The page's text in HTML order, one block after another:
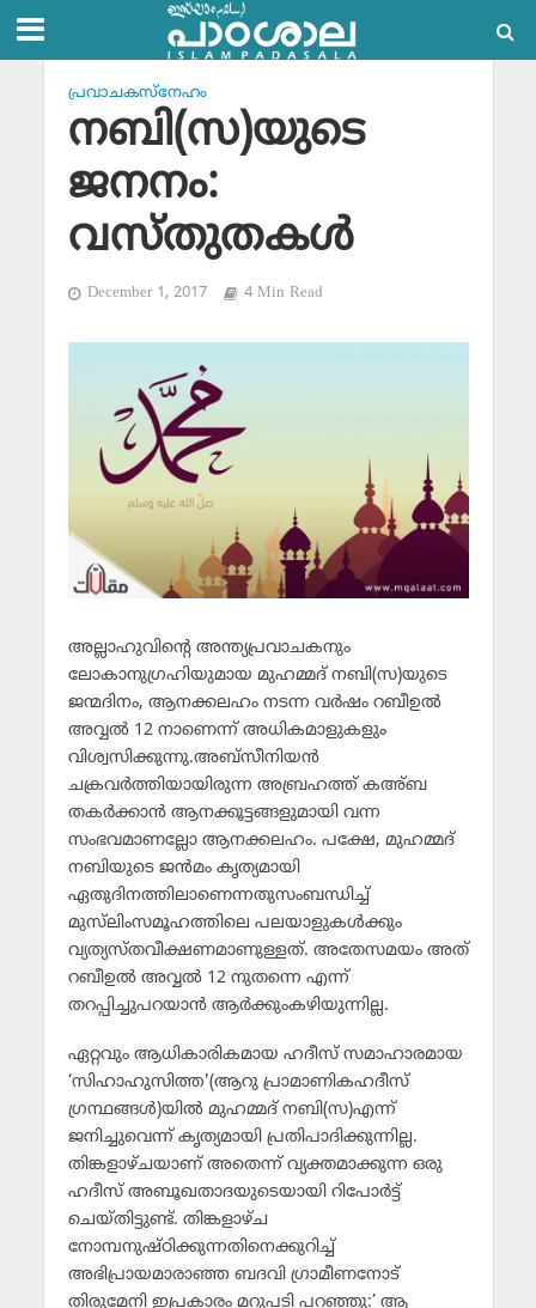
പ്രവാചകസ്‌നേഹം
നബി(സ)യുടെ
ജനനം:
വസ്തുതകള്‍
December 1, 2017 4 Min Read
അല്ലാഹുവിന്റെ അന്ത്യപ്രവാചകനും
ലോകാനുഗ്രഹിയുമായ മുഹമ്മദ് നബി(സ)യുടെ
ജന്മദിനം, ആനക്കലഹം നടന്ന വര്‍ഷം റബീഉല്‍
അവ്വല്‍ 12 നാണെന്ന് അധികമാളുകളും
വിശ്വസിക്കുന്നു.അബ്‌സീനിയന്‍
ചക്രവര്‍ത്തിയായിരുന്ന അബ്രഹത്ത് കഅ്ബ
തകര്‍ക്കാന്‍ ആനക്കൂട്ടങ്ങളുമായി വന്ന
സംഭവമാണല്ലോ ആനക്കലഹം. പക്ഷേ, മുഹമ്മദ്
നബിയുടെ ജന്‍മം കൃത്യമായി
ഏതുദിനത്തിലാണെന്നതുസംബന്ധിച്ച്
മുസ്‌ലിംസമൂഹത്തിലെ പലയാളുകള്‍ക്കും
വ്യത്യസ്തവീക്ഷണമാണുള്ളത്. അതേസമയം അത്
റബീഉല്‍ അവ്വല്‍ 12 നുതന്നെ എന്ന്
തറപ്പിച്ചുപറയാന്‍ ആര്‍ക്കുംകഴിയുന്നില്ല.
ഏറ്റവും ആധികാരികമായ ഹദീസ് സമാഹാരമായ
‘സിഹാഹുസിത്ത'(ആറു പ്രാമാണികഹദീസ്
ഗ്രന്ഥങ്ങള്‍)യില്‍ മുഹമ്മദ് നബി(സ)എന്ന്
ജനിച്ചുവെന്ന് കൃത്യമായി പ്രതിപാദിക്കുന്നില്ല.
തിങ്കളാഴ്ചയാണ് അതെന്ന് വ്യക്തമാക്കുന്ന ഒരു
ഹദീസ് അബൂഖതാദയുടെയായി റിപോര്‍ട്ട്
ചെയ്തിട്ടുണ്ട്. തിങ്കളാഴ്ച
നോമ്പനുഷ്ഠിക്കുന്നതിനെക്കുറിച്ച്
അഭിപ്രായമാരാഞ്ഞ ബദവി ഗ്രാമീണനോട്
തിരുമേനി ഇപ്രകാരം മറുപടി പറഞ്ഞു:’ ആ